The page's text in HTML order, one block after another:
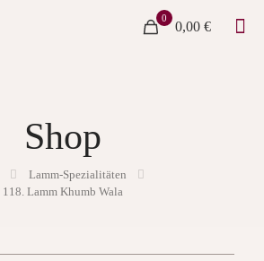
0
0,00 €
Shop
Lamm-Spezialitäten
118. Lamm Khumb Wala